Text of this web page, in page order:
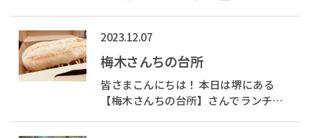
れる抹茶・ほうじ茶ラテの素をいただ
きました。 つぼ市製茶本舗さんの茶鑑
2023.12.07
梅木さんちの台所
皆さまこんにちは！ 本日は堺にある
【梅木さんちの台所】さんでランチを